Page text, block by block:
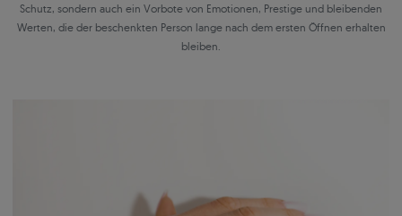
Schutz, sondern auch ein Vorbote von Emotionen, Prestige und bleibenden
Werten, die der beschenkten Person lange nach dem ersten Öffnen erhalten
bleiben.